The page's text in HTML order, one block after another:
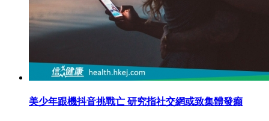
美少年跟機抖音挑戰亡 研究指社交網或致集體發癲